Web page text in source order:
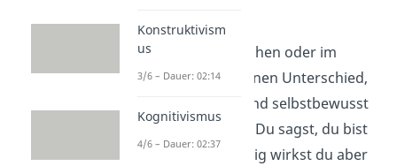
Doch gerade in
Bewerbungsgesprächen oder im
Studium macht es einen Unterschied,
ob du ruhig, offen und selbstbewusst
wirkst — oder nicht. Du sagst, du bist
motiviert
. Gleichzeitig wirkst du aber
Konstruktivism
us
3/6 – Dauer: 02:14
Kognitivismus
4/6 – Dauer: 02:37